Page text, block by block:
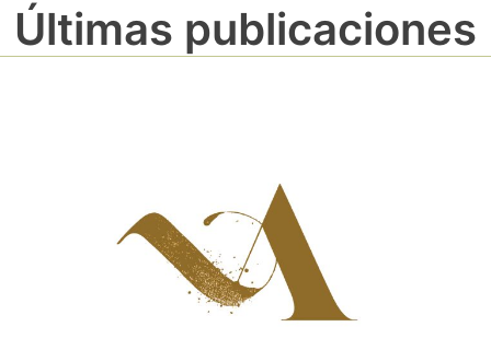
Últimas publicaciones